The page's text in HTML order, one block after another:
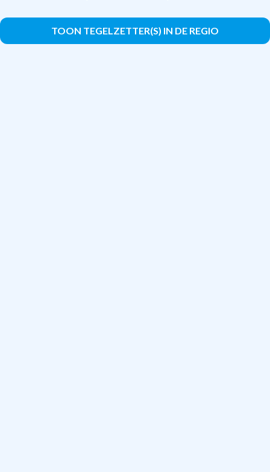
TOON TEGELZETTER(S) IN DE REGIO